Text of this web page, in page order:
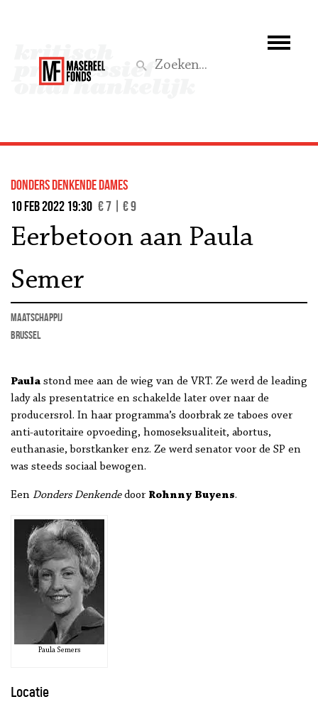
Wat we doen
Steun ons
Aktief
donders denkende dames
10 feb 2022 19:30 € 7 | € 9
Eerbetoon aan Paula
Semer
maatschappij
Brussel
Paula stond mee aan de wieg van de VRT. Ze werd de leading
lady als presentatrice en schakelde later over naar de
producersrol. In haar programma’s doorbrak ze taboes over
anti-autoritaire opvoeding, homoseksualiteit, abortus,
euthanasie, borstkanker enz. Ze werd senator voor de SP en
was steeds sociaal bewogen.
Een Donders Denkendedoor Rohnny Buyens.
Paula Semers
Locatie